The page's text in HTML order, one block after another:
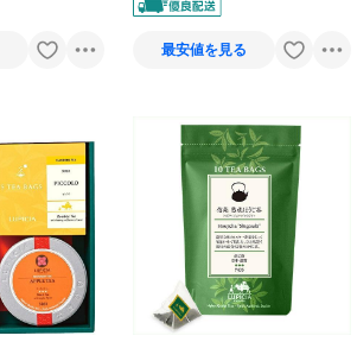
最安値を見る